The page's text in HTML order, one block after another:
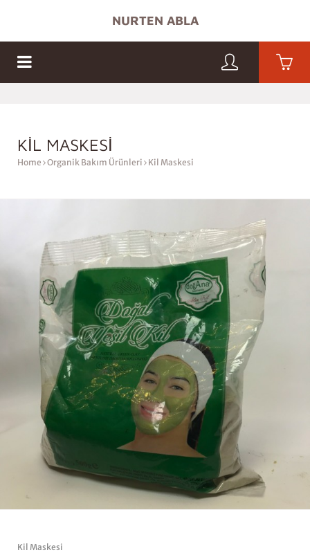
NURTEN ABLA
KIL MASKESI
Home Organik Bakım Ürünleri Kil Maskesi
Kil Maskesi